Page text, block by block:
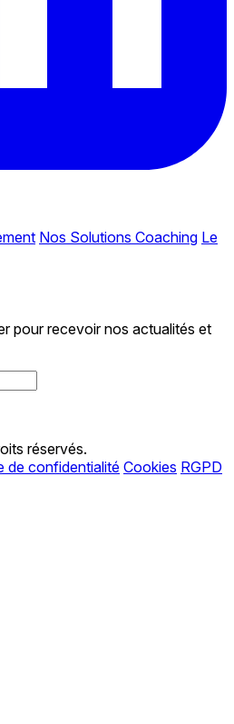
Nos Solutions Coaching Le
pour recevoir nos actualités et
réservés.
de confidentialité Cookies RGPD